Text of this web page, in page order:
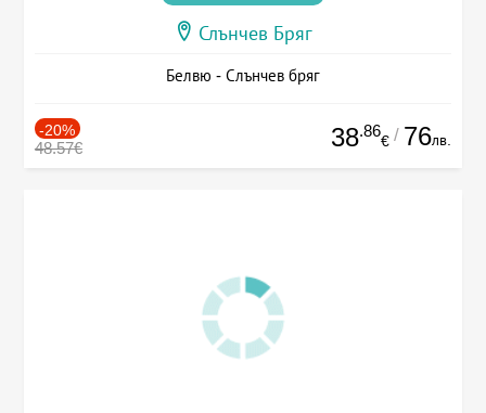
Слънчев Бряг
Белвю - Слънчев бряг
-20%
48.57€ 38.86
€ / 76лв.